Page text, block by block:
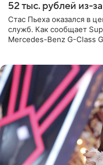
52 тыс. рублей из-
Стас Пьеха оказался в
служб. Как сообщает
Mercedes-Benz G-Class